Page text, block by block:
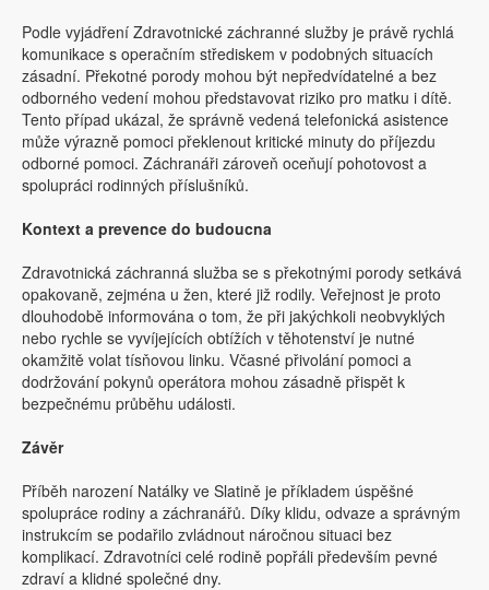
Podle vyjádření Zdravotnické záchranné služby je právě rychlá
komunikace s operačním střediskem v podobných situacích
zásadní. Překotné porody mohou být nepředvídatelné a bez
odborného vedení mohou představovat riziko pro matku i dítě.
Tento případ ukázal, že správně vedená telefonická asistence
může výrazně pomoci překlenout kritické minuty do příjezdu
odborné pomoci. Záchranáři zároveň oceňují pohotovost a
spolupráci rodinných příslušníků.
Kontext a prevence do budoucna
Zdravotnická záchranná služba se s překotnými porody setkává
opakovaně, zejména u žen, které již rodily. Veřejnost je proto
dlouhodobě informována o tom, že při jakýchkoli neobvyklých
nebo rychle se vyvíjejících obtížích v těhotenství je nutné
okamžitě volat tísňovou linku. Včasné přivolání pomoci a
dodržování pokynů operátora mohou zásadně přispět k
bezpečnému průběhu události.
Závěr
Příběh narození Natálky ve Slatině je příkladem úspěšné
spolupráce rodiny a záchranářů. Díky klidu, odvaze a správným
instrukcím se podařilo zvládnout náročnou situaci bez
komplikací. Zdravotníci celé rodině popřáli především pevné
zdraví a klidné společné dny.